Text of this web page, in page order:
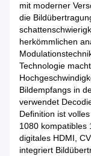
mit moderner
die
herkömmlichen
Technologie
Bildempfangs in
verwendet
Definition ist
1080 kompatibles
digitales HDMI,
integriert